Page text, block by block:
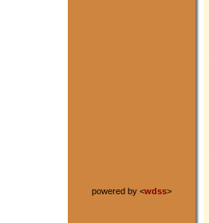
powered by <wdss>